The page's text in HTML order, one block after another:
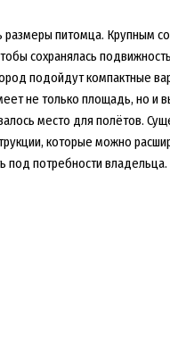
размеры питомца. Крупным
сохранялась
подойдут компактные
не только площадь, но и
место для полётов.
которые можно
под потребности владельца.